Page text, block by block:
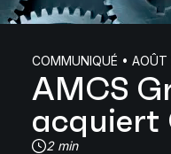
COMMUNIQUÉ •
AMCS
acquiert
2 min